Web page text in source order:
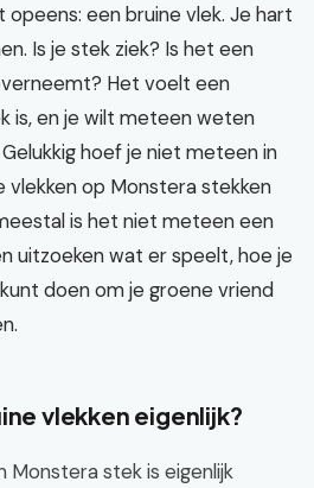
opeens: een bruine vlek. Je hart
Is je stek ziek? Is het een
Het voelt een
is, en je wilt meteen weten
hoef je niet meteen in
vlekken op Monstera stekken
is het niet meteen een
uitzoeken wat er speelt, hoe je
doen om je groene vriend
vlekken eigenlijk?
Monstera stek is eigenlijk